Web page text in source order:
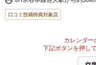
口コミ投稿特典対象店
カレンダー
下記ボタンを押し